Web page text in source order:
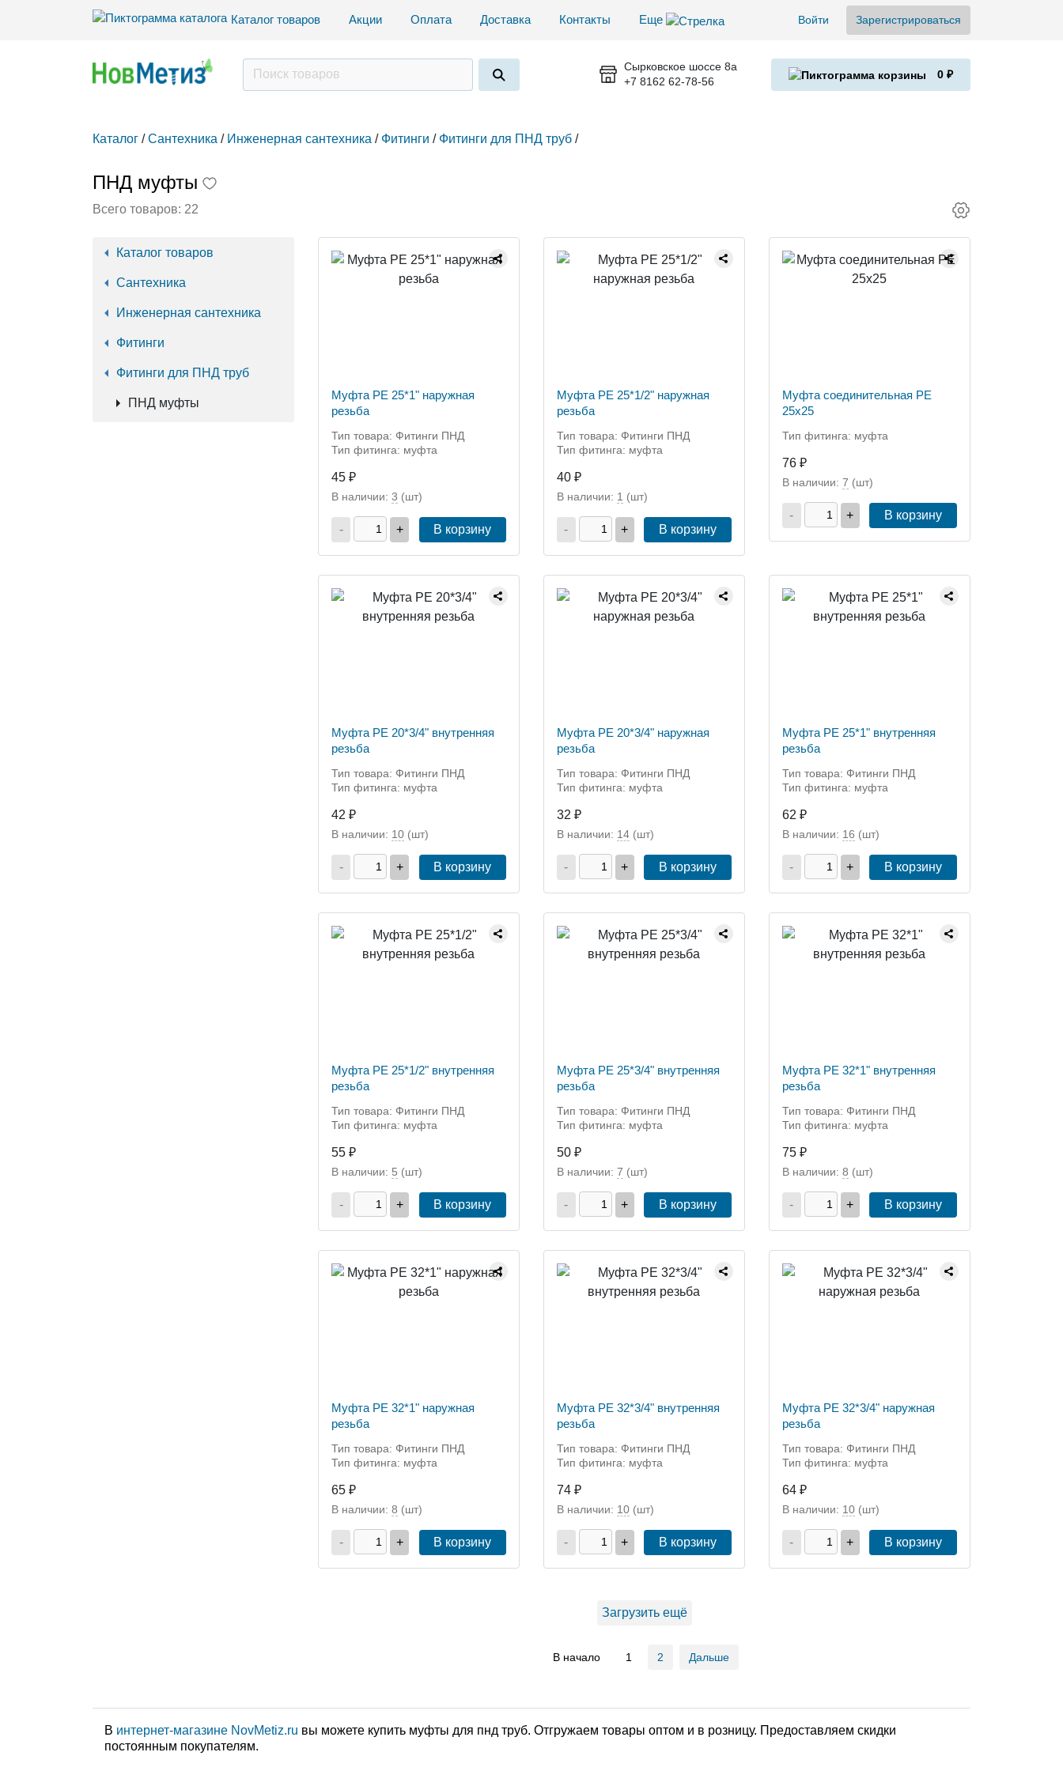
Каталог товаров Акции Оплата Доставка Контакты Еще Войти Зарегистрироваться
Сырковское шоссе 8а
+7 8162 62-78-56
0 ₽
Каталог / Сантехника / Инженерная сантехника / Фитинги / Фитинги для ПНД труб /
ПНД муфты
Всего товаров: 22
Каталог товаров
Сантехника
Инженерная сантехника
Фитинги
Фитинги для ПНД труб
ПНД муфты
Муфта РЕ 25*1" наружная
резьба
Тип товара: Фитинги ПНД
Тип фитинга: муфта
45 ₽
В наличии: 3 (шт)
- + В корзину
Муфта РЕ 25*1/2" наружная
резьба
Тип товара: Фитинги ПНД
Тип фитинга: муфта
40 ₽
В наличии: 1 (шт)
- + В корзину
Муфта соединительная РЕ
25х25
Тип фитинга: муфта
76 ₽
В наличии: 7 (шт)
- + В корзину
Муфта РЕ 20*3/4" внутренняя
резьба
Тип товара: Фитинги ПНД
Тип фитинга: муфта
42 ₽
В наличии: 10 (шт)
- + В корзину
Муфта РЕ 20*3/4" наружная
резьба
Тип товара: Фитинги ПНД
Тип фитинга: муфта
32 ₽
В наличии: 14(шт)
- + В корзину
Муфта РЕ 25*1" внутренняя
резьба
Тип товара: Фитинги ПНД
Тип фитинга: муфта
62 ₽
В наличии: 16 (шт)
- + В корзину
Муфта РЕ 25*1/2" внутренняя
резьба
Тип товара: Фитинги ПНД
Тип фитинга: муфта
55 ₽
В наличии: 5 (шт)
- + В корзину
Муфта РЕ 25*3/4" внутренняя
резьба
Тип товара: Фитинги ПНД
Тип фитинга: муфта
50 ₽
В наличии: 7 (шт)
- + В корзину
Муфта РЕ 32*1" внутренняя
резьба
Тип товара: Фитинги ПНД
Тип фитинга: муфта
75 ₽
В наличии: 8 (шт)
- + В корзину
Муфта РЕ 32*1" наружная
резьба
Тип товара: Фитинги ПНД
Тип фитинга: муфта
65 ₽
В наличии: 8 (шт)
- + В корзину
Муфта РЕ 32*3/4" внутренняя
резьба
Тип товара: Фитинги ПНД
Тип фитинга: муфта
74 ₽
В наличии: 10(шт)
- + В корзину
Муфта РЕ 32*3/4" наружная
резьба
Тип товара: Фитинги ПНД
Тип фитинга: муфта
64 ₽
В наличии: 10(шт)
- + В корзину
Загрузить ещё
В начало 1 2 Дальше
В интернет-магазине NovMetiz.ru вы можете купить муфты для пнд труб. Отгружаем товары оптом и в розницу. Предоставляем скидки
постоянным покупателям.